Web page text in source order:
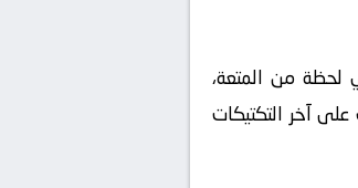
عدم تفويت أي لحظة من المتعة،
آخر التكتيكات